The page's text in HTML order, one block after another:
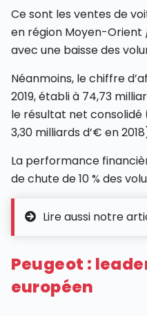
Ce sont les ventes de
en région Moyen-Orient
avec une baisse des
Néanmoins, le chiffre
2019, établi à 74,73
le résultat net consolidé
3,30 milliards d’€ en
La performance
de chute de 10 % des
Lire aussi notre
Peugeot :
européen